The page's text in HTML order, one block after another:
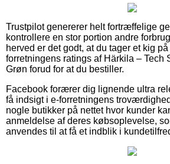
Trustpilot genererer helt fortræffelige
kontrollere en stor portion andre
herved er det godt, at du tager et kig
forretningens ratings af Härkila – Tech
Grøn forud for at du bestiller.
Facebook forærer dig lignende ultra
få indsigt i e-forretningens
nogle butikker på nettet hvor kunder
anmeldelse af deres købsoplevelse,
anvendes til at få et indblik i